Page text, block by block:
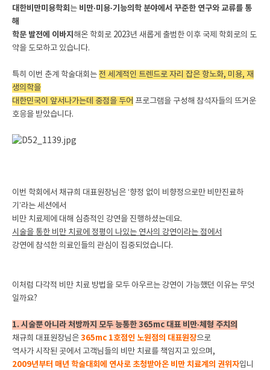
대한비만미용학회 는 비만·미용·기능의학 분야에서 꾸준한 연구와 교류를 통
해
학문 발전에 이바지 해온 학회로 2023년 새롭게 출범한 이후 국제 학회로의 도
약을 도모하고 있습니다.
특히 이번 춘계 학술대회는 전 세계적인 트렌드로 자리 잡은 항노화, 미용, 재
생의학을
대한민국이 앞서나가는데 중점을 두어 프로그램을 구성해 참석자들의 뜨거운
호응을 받았습니다.
이번 학회에서 채규희 대표원장님은 ‘향정 없이 비향정으로만 비만진료하
기’라는 세션에서
비만 치료제에 대해 심층적인 강연을 진행하셨는데요.
시술을 통한 비만 치료에 정평이 나있는 연사의 강연이라는 점에서
강연에 참석한 의료인들의 관심이 집중되었습니다.
이처럼 다각적 비만 치료 방법을 모두 아우르는 강연이 가능했던 이유는 무엇
일까요?
1. 시술뿐 아니라 처방까지 모두 능통한 365mc 대표 비만·체형 주치의
채규희 대표원장님은365mc 1호점인 노원점의 대표원장으로
역사가 시작된 곳에서 고객님들의 비만 치료를 책임지고 있으며,
2009년부터 매년 학술대회에 연사로 초청받아온 비만 치료계의 권위자입니